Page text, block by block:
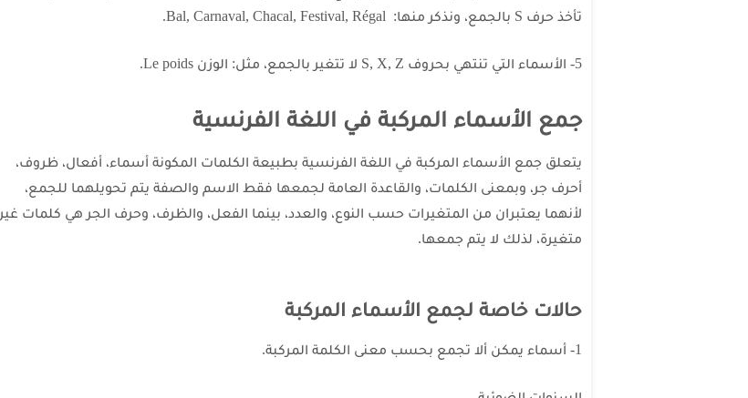
تأخذ حرف S بالجمع، ونذكر منها: Bal, Carnaval, Chacal, Festival, Régal.
5- الأسماء التي تنتهي بحروف S, X, Z لا تتغير بالجمع، مثل: الوزن Le poids.
جمع الأسماء المركبة في اللغة الفرنسية
يتعلق جمع الأسماء المركبة في اللغة الفرنسية بطبيعة الكلمات المكونة أسماء، أفعال، ظروف،
أحرف جر، وبمعنى الكلمات، والقاعدة العامة لجمعها فقط الاسم والصفة يتم تحويلهما للجمع،
لأنهما يعتبران من المتغيرات حسب النوع، والعدد، بينما الفعل، والظرف، وحرف الجر هي كلمات غير
متغيرة، لذلك لا يتم جمعها.
حالات خاصة لجمع الأسماء المركبة
1- أسماء يمكن ألا تجمع بحسب معنى الكلمة المركبة.